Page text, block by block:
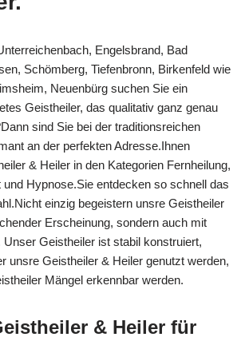
Engelsbrand, Bad
Schömberg, Tiefenbronn, Birkenfeld wie
Neuenbürg suchen Sie ein
Geistheiler, das qualitativ ganz genau
sind Sie bei der traditionsreichen
an der perfekten Adresse.Ihnen
& Heiler in den Kategorien Fernheilung,
und Hypnose.Sie entdecken so schnell das
einzig begeistern unsre Geistheiler
Erscheinung, sondern auch mit
Geistheiler ist stabil konstruiert,
unsre Geistheiler & Heiler genutzt werden,
Mängel erkennbar werden.
& Heiler für